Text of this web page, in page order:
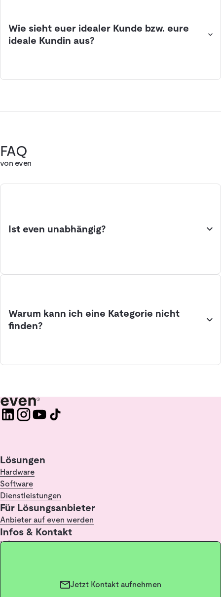
Wie sieht euer idealer Kunde bzw. eure
ideale Kundin aus?
FAQ
von even
Ist even unabhängig?
Warum kann ich eine Kategorie nicht
finden?
Jetzt Kontakt aufnehmen
Lösungen
Hardware
Software
Dienstleistungen
Für Lösungsanbieter
Anbieter auf even werden
Infos & Kontakt
Infopoint
Glossar / Lexikon